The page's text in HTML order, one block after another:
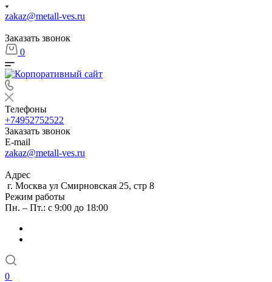
zakaz@metall-ves.ru
Заказать звонок
0
Телефоны
+74952752522
Заказать звонок
E-mail
zakaz@metall-ves.ru
Адрес
г. Москва ул Смирновская 25, стр 8
Режим работы
Пн. – Пт.: с 9:00 до 18:00
0